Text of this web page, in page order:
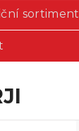
sortiment